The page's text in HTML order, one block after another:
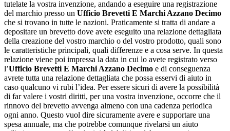
tutelate la vostra invenzione, andando a eseguire una registrazione
del marchio presso un Ufficio Brevetti E Marchi Azzano Decimo
che si trovano in tutte le nazioni. Praticamente si tratta di andare a
depositare un brevetto dove avete eseguito una relazione dettagliata
della creazione del vostro marchio o del vostro prodotto, quali sono
le caratteristiche principali, quali differenze e a cosa serve. In questa
relazione viene poi impressa la data in cui lo avete registrato verso
l’Ufficio Brevetti E Marchi Azzano Decimo e di conseguenza
avrete tutta una relazione dettagliata che possa esservi di aiuto in
caso qualcuno vi rubi l’idea. Per essere sicuri di avere la possibilità
di far valere i vostri diritti, per una vostra invenzione, occorre che il
rinnovo del brevetto avvenga almeno con una cadenza periodica
ogni anno. Questo vuol dire sicuramente avere e supportare una
spesa annuale, ma che potrebbe comunque rivelarsi un aiuto